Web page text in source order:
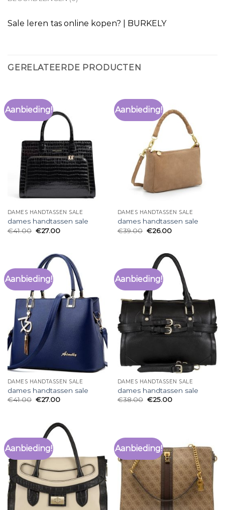
Sale leren tas online kopen? | BURKELY
GERELATEERDE PRODUCTEN
Aanbieding!
DAMES HANDTASSEN SALE
dames handtassen sale
€41.00 €27.00
Aanbieding!
DAMES HANDTASSEN SALE
dames handtassen sale
€39.00 €26.00
Aanbieding!
DAMES HANDTASSEN SALE
dames handtassen sale
€41.00 €27.00
Aanbieding!
DAMES HANDTASSEN SALE
dames handtassen sale
€38.00 €25.00
Aanbieding! Aanbieding!